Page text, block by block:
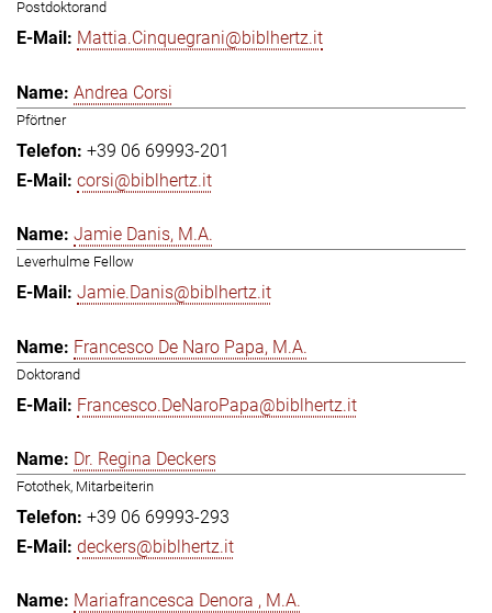
Postdoktorand
Mattia.Cinquegrani@biblhertz.it
Andrea Corsi
Pförtner
+39 06 69993-201
corsi@biblhertz.it
Jamie Danis, M.A.
Leverhulme Fellow
Jamie.Danis@biblhertz.it
Francesco De Naro Papa, M.A.
Doktorand
Francesco.DeNaroPapa@biblhertz.it
Dr. Regina Deckers
Fotothek, Mitarbeiterin
+39 06 69993-293
deckers@biblhertz.it
Mariafrancesca Denora , M.A.